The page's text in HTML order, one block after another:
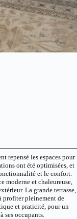
repensé les espaces pour
ont été optimisées, et
et le confort.
moderne et chaleureuse,
La grande terrasse,
profiter pleinement de
et praticité, pour un
ses occupants.